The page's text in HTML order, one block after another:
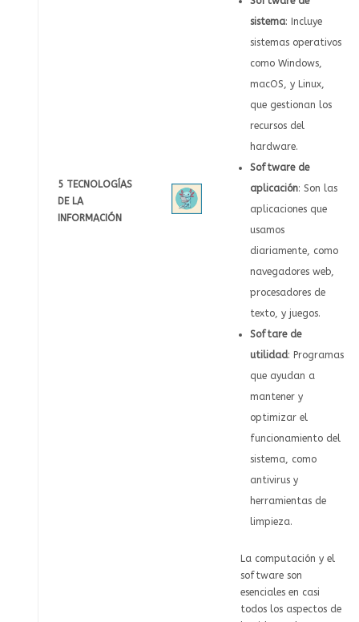
5 TECNOLOGÍAS
DE LA
INFORMACIÓN
sistema: Incluye
sistemas operativos
como Windows,
macOS, y Linux,
que gestionan los
recursos del
hardware.
Software de
aplicación: Son las
aplicaciones que
usamos
diariamente, como
navegadores web,
procesadores de
texto, y juegos.
Softare de
utilidad: Programas
que ayudan a
mantener y
optimizar el
funcionamiento del
sistema, como
antivirus y
herramientas de
limpieza.
La computación y el
software son
esenciales en casi
todos los aspectos de